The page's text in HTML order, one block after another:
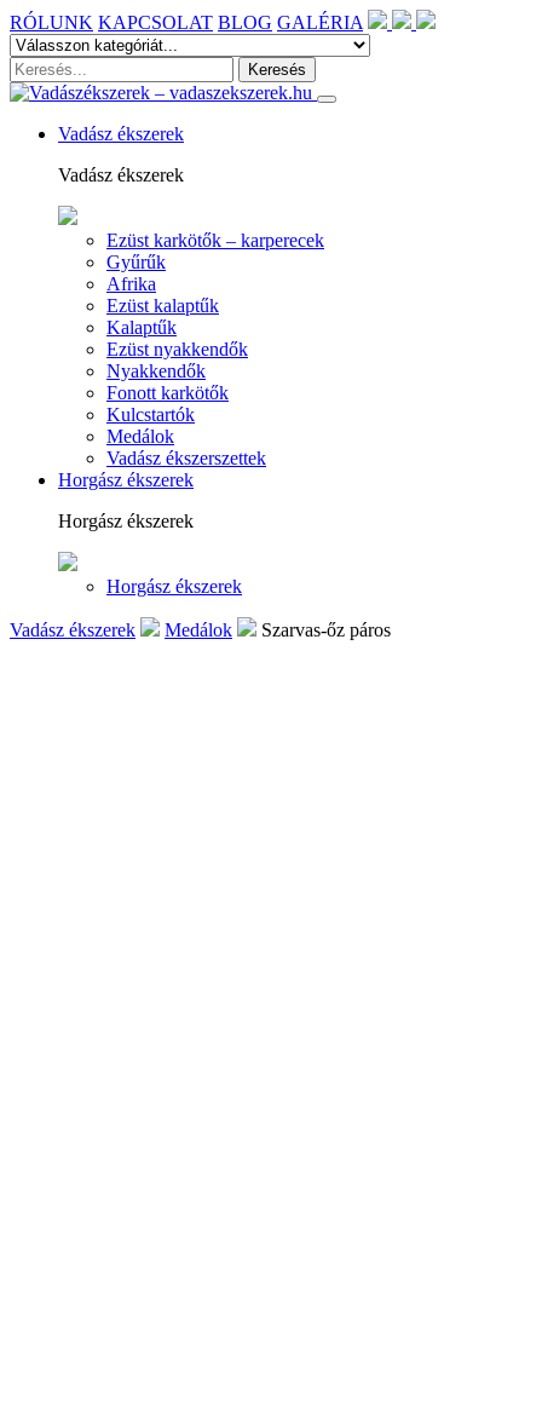
RÓLUNK KAPCSOLAT BLOG GALÉRIA
Vadász ékszerek
Vadász ékszerek
Ezüst karkötők – karperecek
Gyűrűk
Afrika
Ezüst kalaptűk
Kalaptűk
Ezüst nyakkendők
Nyakkendők
Fonott karkötők
Kulcstartók
Medálok
Vadász ékszerszettek
Horgász ékszerek
Horgász ékszerek
Horgász ékszerek
Vadász ékszerek Medálok Szarvas-őz páros